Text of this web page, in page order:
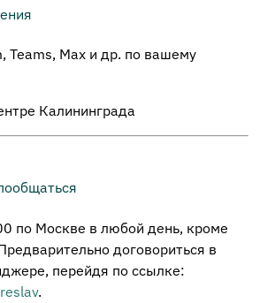
Teams, Max и др. по вашему
Калининграда
по Москве в любой день, кроме
договориться в
перейдя по ссылке:
.